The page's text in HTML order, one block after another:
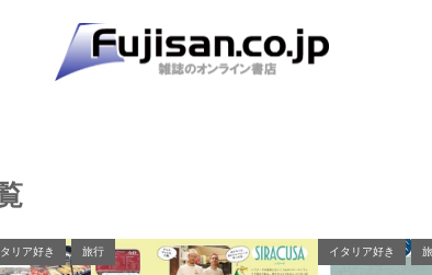
リア好き 旅行 イタリア好き